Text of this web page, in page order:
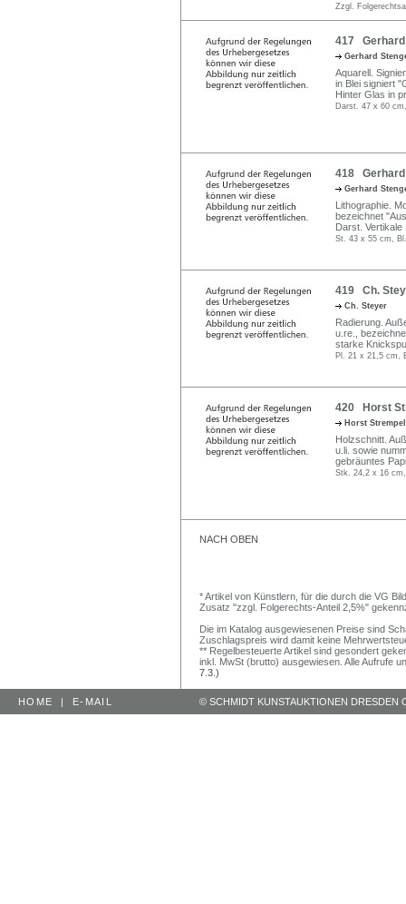
Zzgl.
417 Gerhard
Gerhard
Aquarell.
in Blei signiert
Hinter Glas in
Darst. 47 x 60
418 Gerhard
Gerhard
Lithographie.
bezeichnet
Darst. Vertikale
St. 43 x 55 cm,
419 Ch.
Ch. Steyer
Radierung.
u.re.,
starke
Pl. 21 x 21,5 cm,
420 Horst
Horst
Holzschnitt.
u.li. sowie
gebräuntes
Stk. 24,2 x 16
NACH OBEN
* Artikel von Künstlern, für die durch die VG
Zusatz "zzgl. Folgerechts-Anteil 2,5%"
Die im Katalog ausgewiesenen Preise sind
Zuschlagspreis wird damit keine
** Regelbesteuerte Artikel sind gesondert
inkl. MwSt (brutto) ausgewiesen. Alle Aufrufe
7.3.)
HOME | E-MAIL © SCHMIDT KUNSTAUKTIONEN DRESDEN